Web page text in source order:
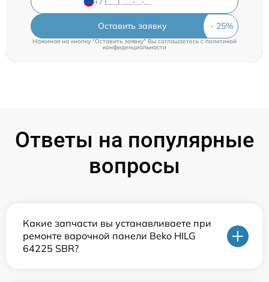
Оставить заявку
Нажимая на кнопку "Оставить заявку" Вы соглашаетесь cполитикой
конфиденциальности
Ответы на популярные
вопросы
Какие запчасти вы устанавливаете при
ремонте варочной панели Beko HILG
64225 SBR?